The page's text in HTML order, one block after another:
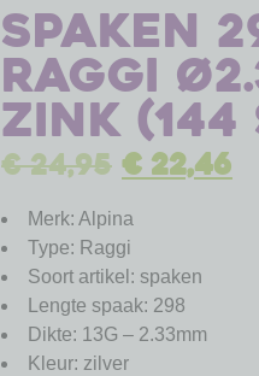
Spaken
Raggi
zink
€24,95 €22,46
Merk: Alpina
Type: Raggi
Soort artikel: spaken
Lengte spaak: 298
Dikte: 13G – 2.33mm
Kleur: zilver